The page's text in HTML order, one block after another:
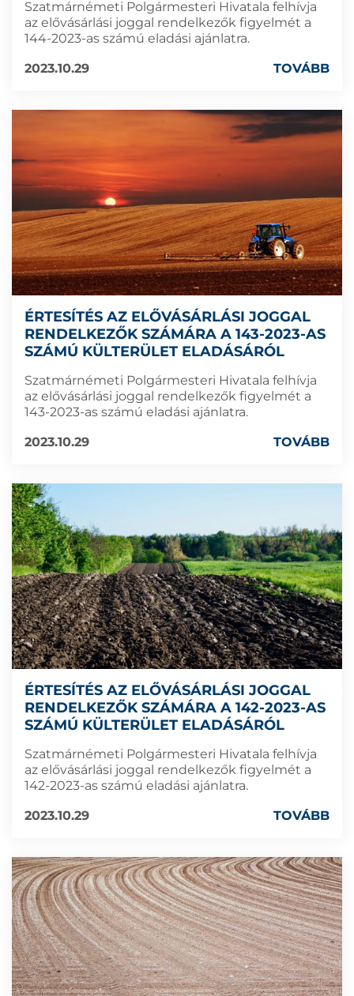
Szatmárnémeti Polgármesteri Hivatala felhívja
az elővásárlási joggal rendelkezők figyelmét a
144-2023-as számú eladási ajánlatra.
2023.10.29
TOVÁBB
ÉRTESÍTÉS AZ ELŐVÁSÁRLÁSI JOGGAL
RENDELKEZŐK SZÁMÁRA A 143-2023-AS
SZÁMÚ KÜLTERÜLET ELADÁSÁRÓL
Szatmárnémeti Polgármesteri Hivatala felhívja
az elővásárlási joggal rendelkezők figyelmét a
143-2023-as számú eladási ajánlatra.
2023.10.29
TOVÁBB
ÉRTESÍTÉS AZ ELŐVÁSÁRLÁSI JOGGAL
RENDELKEZŐK SZÁMÁRA A 142-2023-AS
SZÁMÚ KÜLTERÜLET ELADÁSÁRÓL
Szatmárnémeti Polgármesteri Hivatala felhívja
az elővásárlási joggal rendelkezők figyelmét a
142-2023-as számú eladási ajánlatra.
2023.10.29
TOVÁBB